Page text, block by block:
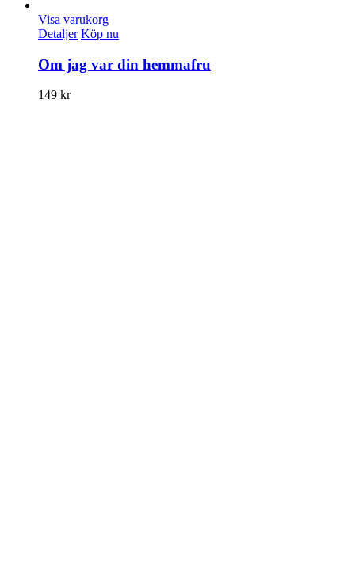
Visa varukorg
Detaljer Köp nu
Om jag var din hemmafru
149 kr